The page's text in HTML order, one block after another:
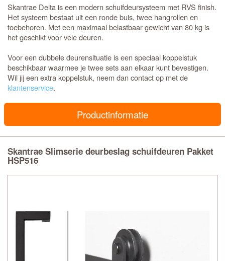
Skantrae Delta is een modern schuifdeursysteem met RVS finish.
Het systeem bestaat uit een ronde buis, twee hangrollen en
toebehoren. Met een maximaal belastbaar gewicht van 80 kg is
het geschikt voor vele deuren.
Voor een dubbele deurensituatie is een speciaal koppelstuk
beschikbaar waarmee je twee sets aan elkaar kunt bevestigen.
Wil jij een extra koppelstuk, neem dan contact op met de
klantenservice.
Productinformatie
Skantrae Slimserie deurbeslag schuifdeuren Pakket
HSP516